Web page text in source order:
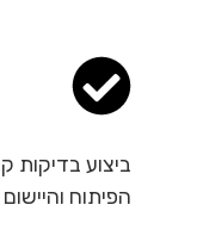
ביצוע
הפיתוח והיישום